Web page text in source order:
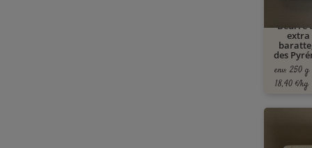
Beurre
extra
des
env. 250 g
18,40 €/kg